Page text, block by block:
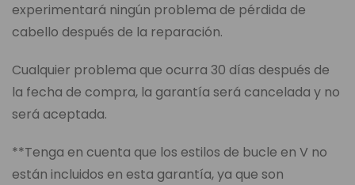
experimentará ningún problema de pérdida de
cabello después de la reparación.
Cualquier problema que ocurra 30 días después de
la fecha de compra, la garantía será cancelada y no
será aceptada.
**Tenga en cuenta que los estilos de bucle en V no
están incluidos en esta garantía, ya que son